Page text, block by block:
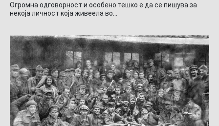
Огромна одговорност и особено тешко е да се пишува за
некоја личност која живеела во…